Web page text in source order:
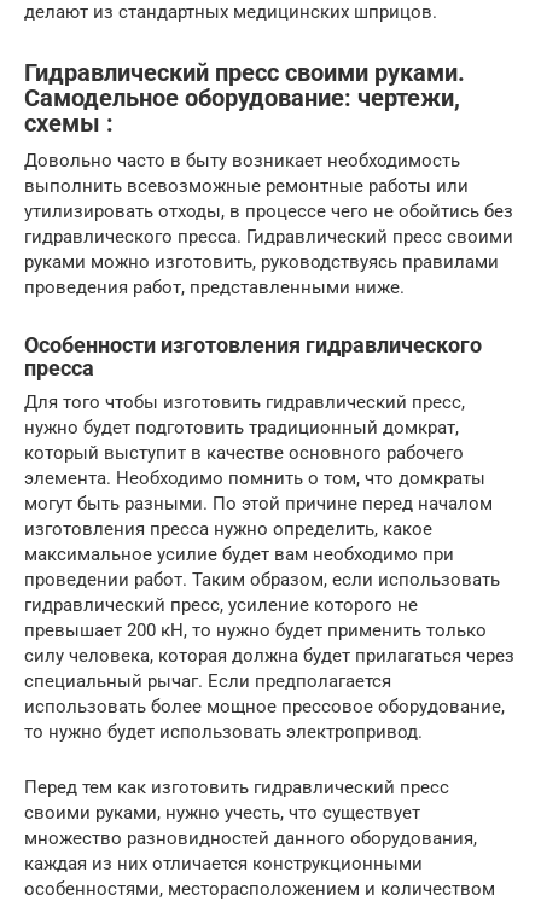
делают из стандартных медицинских шприцов.
Гидравлический пресс своими руками.
Самодельное оборудование: чертежи,
схемы :
Довольно часто в быту возникает необходимость
выполнить всевозможные ремонтные работы или
утилизировать отходы, в процессе чего не обойтись без
гидравлического пресса. Гидравлический пресс своими
руками можно изготовить, руководствуясь правилами
проведения работ, представленными ниже.
Особенности изготовления гидравлического
пресса
Для того чтобы изготовить гидравлический пресс,
нужно будет подготовить традиционный домкрат,
который выступит в качестве основного рабочего
элемента. Необходимо помнить о том, что домкраты
могут быть разными. По этой причине перед началом
изготовления пресса нужно определить, какое
максимальное усилие будет вам необходимо при
проведении работ. Таким образом, если использовать
гидравлический пресс, усиление которого не
превышает 200 кН, то нужно будет применить только
силу человека, которая должна будет прилагаться через
специальный рычаг. Если предполагается
использовать более мощное прессовое оборудование,
то нужно будет использовать электропривод.
Перед тем как изготовить гидравлический пресс
своими руками, нужно учесть, что существует
множество разновидностей данного оборудования,
каждая из них отличается конструкционными
особенностями, месторасположением и количеством